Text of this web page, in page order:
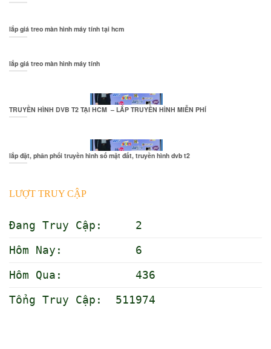
lắp giá treo màn hình máy tính tại hcm
lắp giá treo màn hình máy tính
TRUYỀN HÌNH DVB T2 TẠI HCM – LẮP TRUYỀN HÌNH MIỄN PHÍ
lắp đặt, phân phối truyền hình số mặt đất, truyền hình dvb t2
LƯỢT TRUY CẬP
Đang Truy Cập: 2
Hôm Nay: 6
Hôm Qua: 436
Tổng Truy Cập: 511974